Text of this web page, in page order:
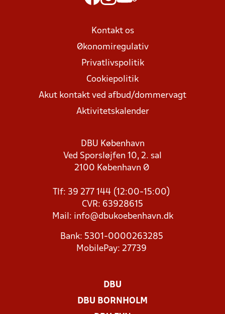
Kontakt os
Økonomiregulativ
Privatlivspolitik
Cookiepolitik
Akut kontakt ved afbud/dommervagt
Aktivitetskalender
DBU København
Ved Sporsløjfen 10, 2. sal
2100 København Ø
Tlf: 39 277 144 (12:00-15:00)
CVR: 63928615
Mail: info@dbukoebenhavn.dk
Bank: 5301-0000263285
MobilePay: 27739
DBU
DBU BORNHOLM